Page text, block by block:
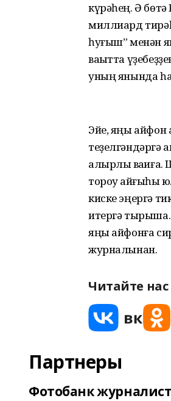
күрәһең. Ә бөтә
миллиард
һуғыш” менән
ваҡытта
уның янында
Эйе, яңы айфон
теҙелгәндәргә
алырлыҡ
тороу ҡайғыһы
киске эңергә
итергә
яңы айфонға
журналынан.
Читайте нас
Партнеры
Фотобанк